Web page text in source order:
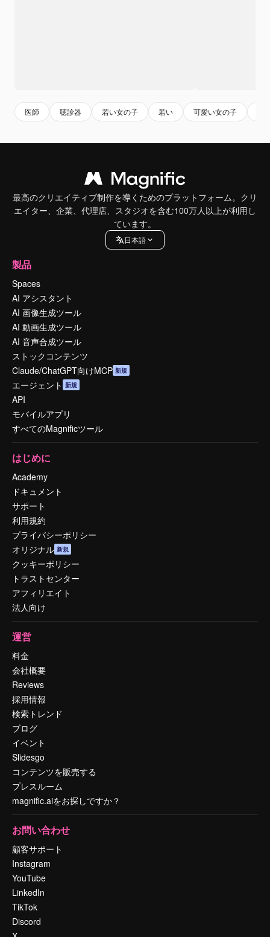
医師 聴診器 若い女の子 若い 可愛い女の子
最高のクリエイティブ制作を導くためのプラットフォーム。クリ
エイター、企業、代理店、スタジオを含む100万人以上が利用し
ています。
日本語
製品
Spaces
AI アシスタント
AI 画像生成ツール
AI 動画生成ツール
AI 音声合成ツール
ストックコンテンツ
Claude/ChatGPT向けMCP 新規
エージェント 新規
API
モバイルアプリ
すべてのMagnificツール
はじめに
Academy
ドキュメント
サポート
利用規約
プライバシーポリシー
オリジナル 新規
クッキーポリシー
トラストセンター
アフィリエイト
法人向け
運営
料金
会社概要
Reviews
採用情報
検索トレンド
ブログ
イベント
Slidesgo
コンテンツを販売する
プレスルーム
magnific.aiをお探しですか？
お問い合わせ
顧客サポート
Instagram
YouTube
LinkedIn
TikTok
Discord